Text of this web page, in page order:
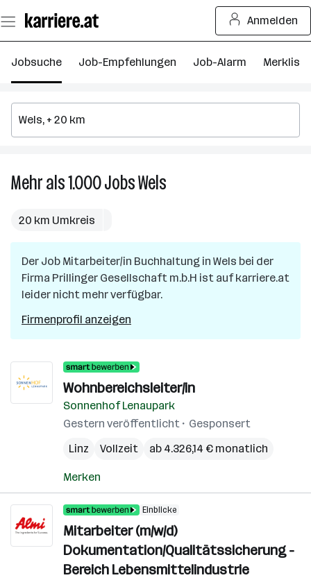
Seiteninhalt
springen
Anmelden
Jobsuche Job-Empfehlungen Job-Alarm Merkliste
Mehr als 1.000JobsWels
in
Wels
20 km Umkreis
Der Job Mitarbeiter/in Buchhaltung in Wels bei der
Firma Prillinger Gesellschaft m.b.H ist auf karriere.at
leider nicht mehr verfügbar.
Firmenprofil anzeigen
Wohnbereichsleiter/in
Sonnenhof Lenaupark
Gestern veröffentlicht
Gesponsert
Linz
Vollzeit ab 4.326,14 € monatlich
Merken
Einblicke
Mitarbeiter (m/w/d)
Dokumentation/Qualitätssicherung -
Bereich Lebensmittelindustrie